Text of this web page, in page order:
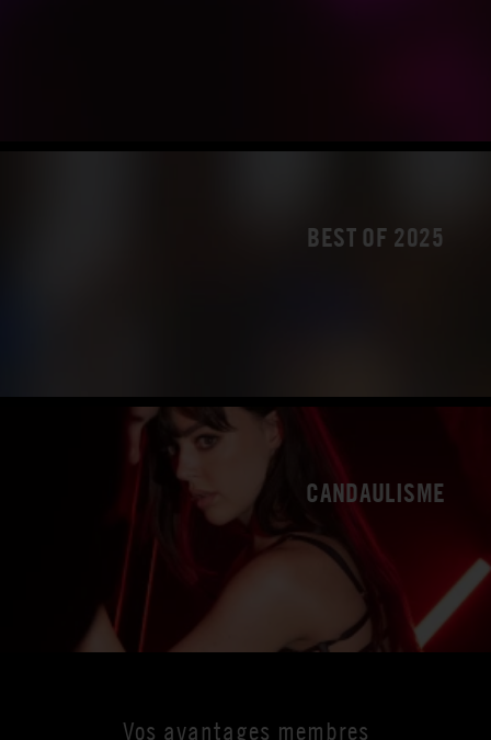
BEST OF 2025
CANDAULISME
Vos avantages membres